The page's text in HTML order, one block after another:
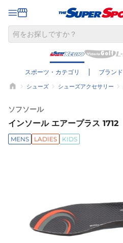
スポーツ・カテゴリ ブランド
シューズ シューズアクセサリー
ソフソール
インソール エアープラス 1712
MENS LADIES KIDS